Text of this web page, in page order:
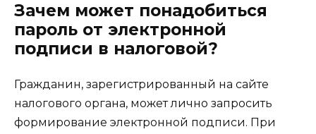
Зачем может понадобиться
пароль от электронной
подписи в налоговой?
Гражданин, зарегистрированный на сайте
налогового органа, может лично запросить
формирование электронной подписи. При